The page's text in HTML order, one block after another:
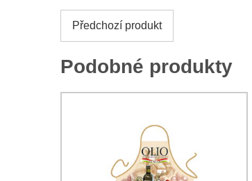
Předchozí produkt
Podobné produkty